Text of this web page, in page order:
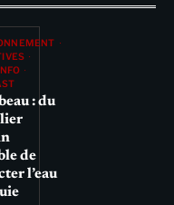
: du
de
l’eau